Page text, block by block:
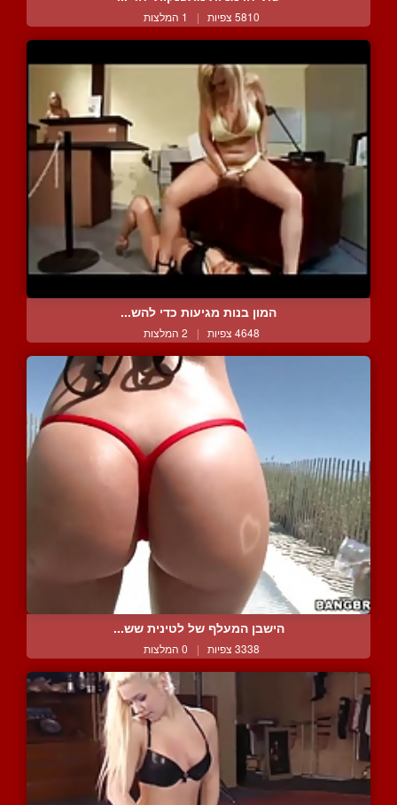
5810 צפיות | 1 המלצות
המון בנות מגיעות כדי להש...
4648 צפיות | 2 המלצות
הישבן המעלף של לטינית שש...
3338 צפיות | 0 המלצות